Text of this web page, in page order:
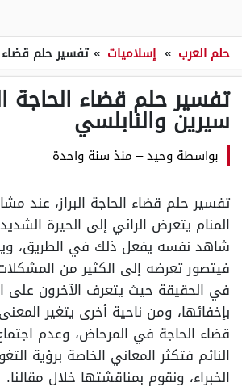
حلم العرب » إسلاميات » تفسير حلم قضاء الحاجة
تفسير حلم قضاء الحاجة
سيرين والنابلسي
بواسطة وحيد– منذ سنة واحدة
تفسير حلم قضاء الحاجة البراز، عند
المنام يتعرض الرائي إلى الحيرة
شاهد نفسه يفعل ذلك في الطريق،
فيتصور تعرضه إلى الكثير من
في الحقيقة حيث يتعرف الآخرون على
بإخفائها، ومن ناحية أخرى يتغير
قضاء الحاجة في المرحاض، وعدم
النائم فتكثر المعاني الخاصة برؤية
الخبراء، ونقوم بمناقشتها خلال مقالنا.